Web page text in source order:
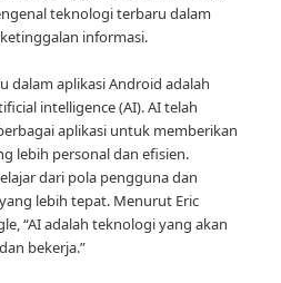
teknologi terbaru dalam
informasi.
dalam aplikasi Android adalah
intelligence (AI). AI telah
aplikasi untuk memberikan
lebih personal dan efisien.
dari pola pengguna dan
lebih tepat. Menurut Eric
“AI adalah teknologi yang akan
bekerja.”